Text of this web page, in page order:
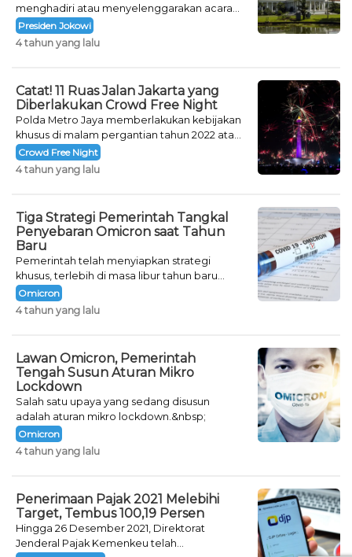
menghadiri atau menyelenggarakan acara
khusus untuk mengisi malam pergantian
tahun.
Presiden Jokowi
4 tahun yang lalu
Catat! 11 Ruas Jalan Jakarta yang
Diberlakukan Crowd Free Night
Polda Metro Jaya memberlakukan kebijakan
khusus di malam pergantian tahun 2022 atau
Crowd Free Night selama dua hari.
Crowd Free Night
4 tahun yang lalu
Tiga Strategi Pemerintah Tangkal
Penyebaran Omicron saat Tahun
Baru
Pemerintah telah menyiapkan strategi
khusus, terlebih di masa libur tahun baru
seperti saat ini.
Omicron
4 tahun yang lalu
Lawan Omicron, Pemerintah
Tengah Susun Aturan Mikro
Lockdown
Salah satu upaya yang sedang disusun
adalah aturan mikro lockdown.&nbsp;
Omicron
4 tahun yang lalu
Penerimaan Pajak 2021 Melebihi
Target, Tembus 100,19 Persen
Hingga 26 Desember 2021, Direktorat
Jenderal Pajak Kemenkeu telah